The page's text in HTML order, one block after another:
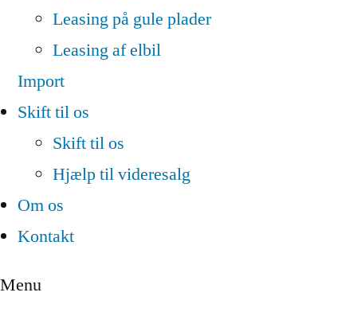
Leasing på gule plader
Leasing af elbil
Import
Skift til os
Skift til os
Hjælp til videresalg
Om os
Kontakt
Menu